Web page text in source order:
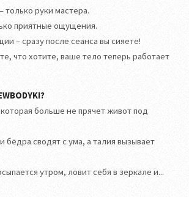
только руки мастера.
приятные ощущения.
– сразу после сеанса вы сияете!
что хотите, ваше тело теперь работает
больше не прячет живот под
бёдра сводят с ума, а талия вызывает
утром, ловит себя в зеркале и...